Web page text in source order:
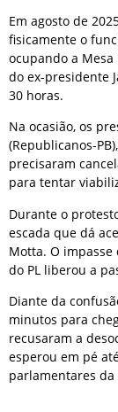
Em agosto de
fisicamente o
ocupando a
do ex-presidente
30 horas.
Na ocasião, os
(Republicanos-
precisaram
para tentar
Durante o
escada que dá
Motta. O
do PL liberou a
Diante da
minutos para
recusaram a
esperou em pé
parlamentares da